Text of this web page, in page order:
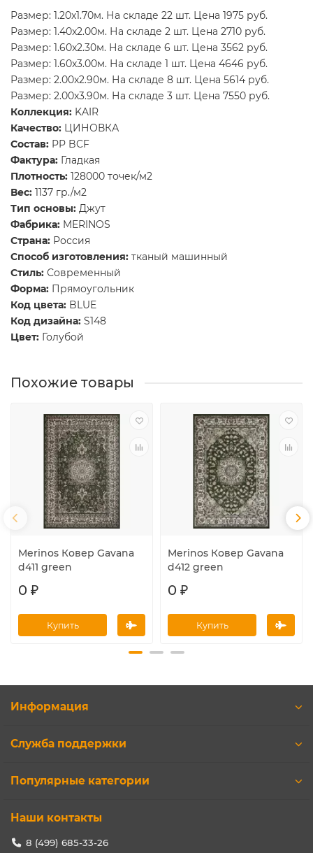
Размер: 1.20x1.70м. На складе 22 шт. Цена 1975 руб.
Размер: 1.40x2.00м. На складе 2 шт. Цена 2710 руб.
Размер: 1.60x2.30м. На складе 6 шт. Цена 3562 руб.
Размер: 1.60x3.00м. На складе 1 шт. Цена 4646 руб.
Размер: 2.00x2.90м. На складе 8 шт. Цена 5614 руб.
Размер: 2.00x3.90м. На складе 3 шт. Цена 7550 руб.
Коллекция: KAIR
Качество: ЦИНОВКА
Состав: PP BCF
Фактура: Гладкая
Плотность: 128000 точек/м2
Вес: 1137 гр./м2
Тип основы: Джут
Фабрика: MERINOS
Страна: Россия
Способ изготовления: тканый машинный
Стиль: Современный
Форма: Прямоугольник
Код цвета: BLUE
Код дизайна: S148
Цвет: Голубой
Похожие товары
Merinos Ковер Gavana
d411 green
0 ₽
Купить
Merinos Ковер Gavana
d412 green
0 ₽
Купить
Информация
Служба поддержки
Популярные категории
Наши контакты
8 (499) 685-33-26